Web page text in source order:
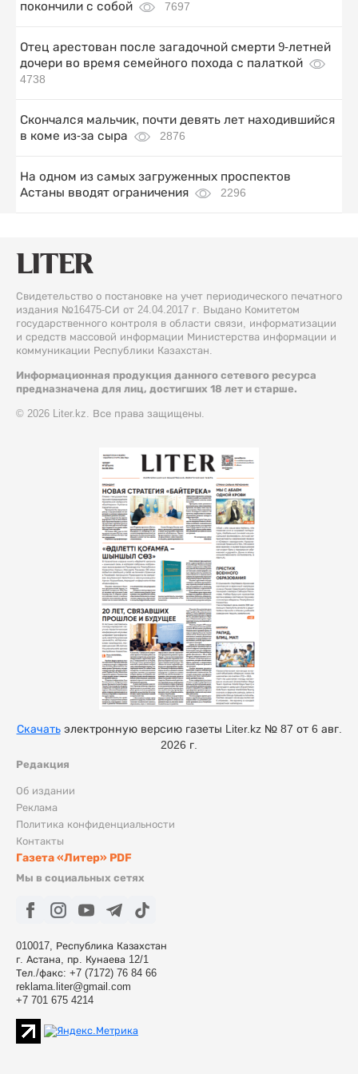
покончили с собой 7697
Отец арестован после загадочной смерти 9-летней
дочери во время семейного похода с палаткой
4738
Скончался мальчик, почти девять лет находившийся
в коме из-за сыра
2876
На одном из самых загруженных проспектов
Астаны вводят ограничения
2296
Свидетельство о постановке на учет периодического печатного
издания №16475-СИ от 24.04.2017 г. Выдано Комитетом
государственного контроля в области связи, информатизации
и средств массовой информации Министерства информации и
коммуникации Республики Казахстан.
Информационная продукция данного сетевого ресурса
предназначена для лиц, достигших 18 лет и старше.
© 2026 Liter.kz. Все права защищены.
Редакция
Об издании
Реклама
Политика конфиденциальности
Контакты
Газета «Литер» PDF
Мы в социальных сетях
010017, Республика Казахстан
г. Астана, пр. Кунаева 12/1
Тел./факс: +7 (7172) 76 84 66
reklama.liter@gmail.com
+7 701 675 4214
Скачатьэлектронную версию газеты Liter.kz № 87 от 6 авг.
2026 г.